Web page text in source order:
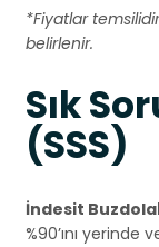
*Fiyatlar
belirlenir.
Sık
(SSS)
İndesit
%90’ını yerinde